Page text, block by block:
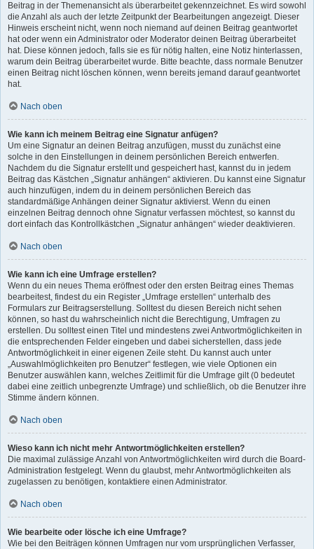
Beitrag in der Themenansicht als überarbeitet gekennzeichnet. Es wird sowohl
die Anzahl als auch der letzte Zeitpunkt der Bearbeitungen angezeigt. Dieser
Hinweis erscheint nicht, wenn noch niemand auf deinen Beitrag geantwortet
hat oder wenn ein Administrator oder Moderator deinen Beitrag überarbeitet
hat. Diese können jedoch, falls sie es für nötig halten, eine Notiz hinterlassen,
warum dein Beitrag überarbeitet wurde. Bitte beachte, dass normale Benutzer
einen Beitrag nicht löschen können, wenn bereits jemand darauf geantwortet
hat.
Nach oben
Wie kann ich meinem Beitrag eine Signatur anfügen?
Um eine Signatur an deinen Beitrag anzufügen, musst du zunächst eine
solche in den Einstellungen in deinem persönlichen Bereich entwerfen.
Nachdem du die Signatur erstellt und gespeichert hast, kannst du in jedem
Beitrag das Kästchen „Signatur anhängen“ aktivieren. Du kannst eine Signatur
auch hinzufügen, indem du in deinem persönlichen Bereich das
standardmäßige Anhängen deiner Signatur aktivierst. Wenn du einen
einzelnen Beitrag dennoch ohne Signatur verfassen möchtest, so kannst du
dort einfach das Kontrollkästchen „Signatur anhängen“ wieder deaktivieren.
Nach oben
Wie kann ich eine Umfrage erstellen?
Wenn du ein neues Thema eröffnest oder den ersten Beitrag eines Themas
bearbeitest, findest du ein Register „Umfrage erstellen“ unterhalb des
Formulars zur Beitragserstellung. Solltest du diesen Bereich nicht sehen
können, so hast du wahrscheinlich nicht die Berechtigung, Umfragen zu
erstellen. Du solltest einen Titel und mindestens zwei Antwortmöglichkeiten in
die entsprechenden Felder eingeben und dabei sicherstellen, dass jede
Antwortmöglichkeit in einer eigenen Zeile steht. Du kannst auch unter
„Auswahlmöglichkeiten pro Benutzer“ festlegen, wie viele Optionen ein
Benutzer auswählen kann, welches Zeitlimit für die Umfrage gilt (0 bedeutet
dabei eine zeitlich unbegrenzte Umfrage) und schließlich, ob die Benutzer ihre
Stimme ändern können.
Nach oben
Wieso kann ich nicht mehr Antwortmöglichkeiten erstellen?
Die maximal zulässige Anzahl von Antwortmöglichkeiten wird durch die Board-
Administration festgelegt. Wenn du glaubst, mehr Antwortmöglichkeiten als
zugelassen zu benötigen, kontaktiere einen Administrator.
Nach oben
Wie bearbeite oder lösche ich eine Umfrage?
Wie bei den Beiträgen können Umfragen nur vom ursprünglichen Verfasser,